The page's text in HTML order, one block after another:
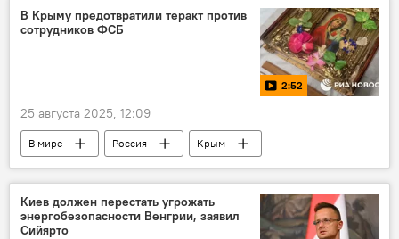
оружие
поставки вооружения
поставки оружия
В Крыму предотвратили теракт против
сотрудников ФСБ
2:52
25 августа 2025, 12:09
В мире Россия
Крым
Украина
ФСБ
ФСБ России
Киев должен перестать угрожать
энергобезопасности Венгрии, заявил
Сийярто